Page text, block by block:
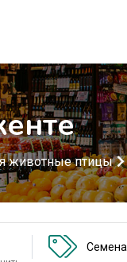
животные птицы
Семена